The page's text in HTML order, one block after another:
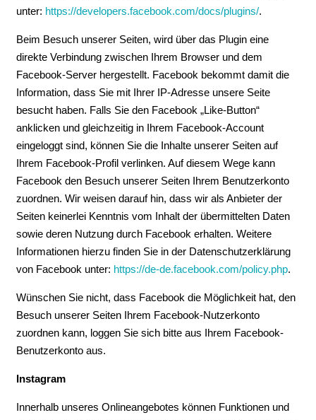
unter: https://developers.facebook.com/docs/plugins/.
Beim Besuch unserer Seiten, wird über das Plugin eine
direkte Verbindung zwischen Ihrem Browser und dem
Facebook-Server hergestellt. Facebook bekommt damit die
Information, dass Sie mit Ihrer IP-Adresse unsere Seite
besucht haben. Falls Sie den Facebook „Like-Button“
anklicken und gleichzeitig in Ihrem Facebook-Account
eingeloggt sind, können Sie die Inhalte unserer Seiten auf
Ihrem Facebook-Profil verlinken. Auf diesem Wege kann
Facebook den Besuch unserer Seiten Ihrem Benutzerkonto
zuordnen. Wir weisen darauf hin, dass wir als Anbieter der
Seiten keinerlei Kenntnis vom Inhalt der übermittelten Daten
sowie deren Nutzung durch Facebook erhalten. Weitere
Informationen hierzu finden Sie in der Datenschutzerklärung
von Facebook unter: https://de-de.facebook.com/policy.php.
Wünschen Sie nicht, dass Facebook die Möglichkeit hat, den
Besuch unserer Seiten Ihrem Facebook-Nutzerkonto
zuordnen kann, loggen Sie sich bitte aus Ihrem Facebook-
Benutzerkonto aus.
Instagram
Innerhalb unseres Onlineangebotes können Funktionen und